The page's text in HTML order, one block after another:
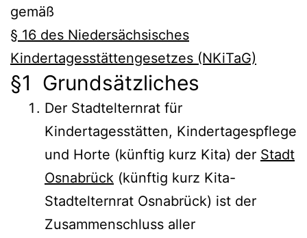
gemäß
§ 16 des Niedersächsisches
Kindertagesstättengesetzes (NKiTaG)
§1 Grundsätzliches
Der Stadtelternrat für
Kindertagesstätten, Kindertagespflege
und Horte (künftig kurz Kita) der Stadt
Osnabrück (künftig kurz Kita-
Stadtelternrat Osnabrück) ist der
Zusammenschluss aller